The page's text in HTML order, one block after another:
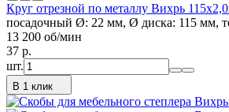
Круг отрезной по металлу Вихрь
посадочный Ø: 22 мм, Ø диска: 115 мм,
13 200 об/мин
37 p.
шт.
В 1 клик